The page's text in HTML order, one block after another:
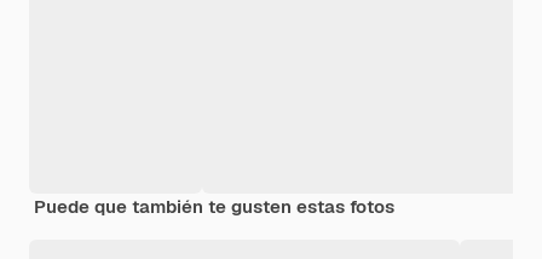
Puede que también te gusten estas fotos